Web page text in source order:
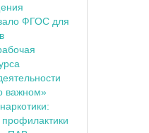
ФГОС для
важном»